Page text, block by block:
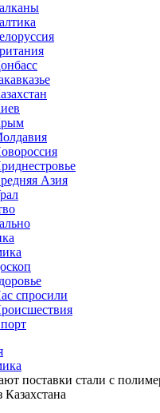
Азия
спросили
поставки стали с